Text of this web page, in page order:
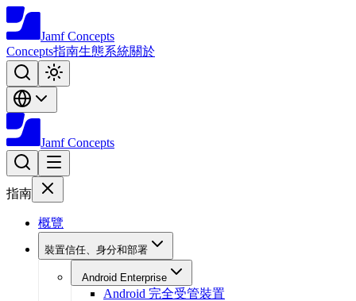
Jamf Concepts
Concepts指南生態系統關於
Jamf Concepts
指南
概覽
裝置信任、身分和部署
Android Enterprise
Android 完全受管裝置